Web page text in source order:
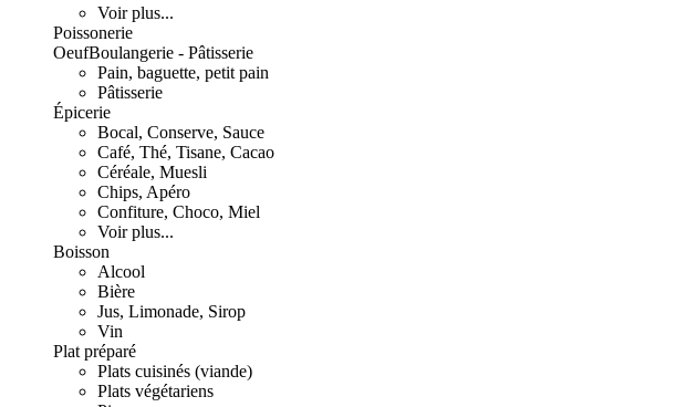
Voir plus...
Poissonerie
OeufBoulangerie - Pâtisserie
Pain, baguette, petit pain
Pâtisserie
Épicerie
Bocal, Conserve, Sauce
Café, Thé, Tisane, Cacao
Céréale, Muesli
Chips, Apéro
Confiture, Choco, Miel
Voir plus...
Boisson
Alcool
Bière
Jus, Limonade, Sirop
Vin
Plat préparé
Plats cuisinés (viande)
Plats végétariens